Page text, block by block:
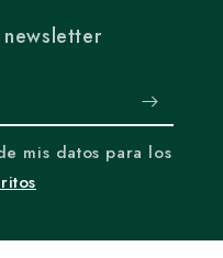
newsletter
mis datos para los